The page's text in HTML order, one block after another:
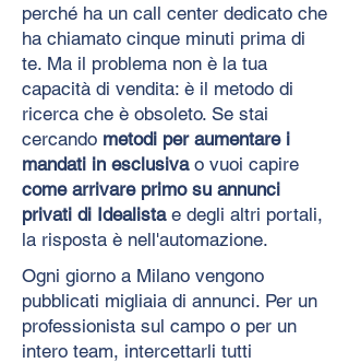
perché ha un call center dedicato che
ha chiamato cinque minuti prima di
te. Ma il problema non è la tua
capacità di vendita: è il metodo di
ricerca che è obsoleto. Se stai
cercando metodi per aumentare i
mandati in esclusivao vuoi capire
come arrivare primo su annunci
privati di Idealistae degli altri portali,
la risposta è nell'automazione.
Ogni giorno a Milano vengono
pubblicati migliaia di annunci. Per un
professionista sul campo o per un
intero team, intercettarli tutti